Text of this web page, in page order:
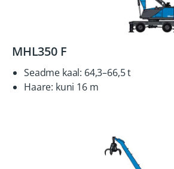
MHL350 F
Seadme kaal: 64,3–66,5 t
Haare: kuni 16 m